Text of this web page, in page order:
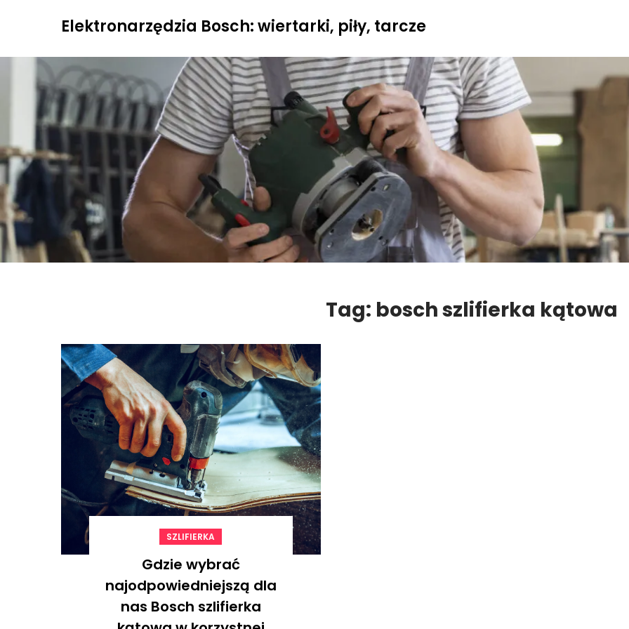
Elektronarzędzia Bosch: wiertarki, piły, tarcze
Tag: bosch szlifierka kątowa
SZLIFIERKA
Gdzie wybrać
najodpowiedniejszą dla
nas Bosch szlifierka